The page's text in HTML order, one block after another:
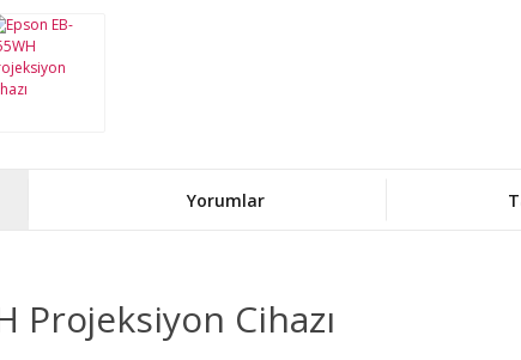
Yorumlar
Projeksiyon Cihazı